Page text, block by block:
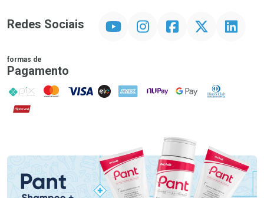
Redes Sociais InstagramFacebookTwitter Linkedin
formas de
Pagamento
PIX MasterCard
VISA ELO AMEX NuPay Google PayDiners Club
Hipercard
Promoção em Destaque